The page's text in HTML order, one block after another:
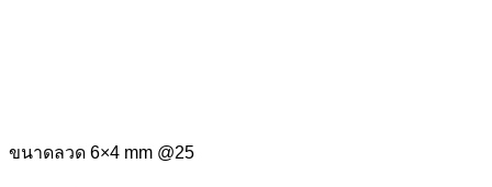
ขนาดลวด 6×4 mm @25